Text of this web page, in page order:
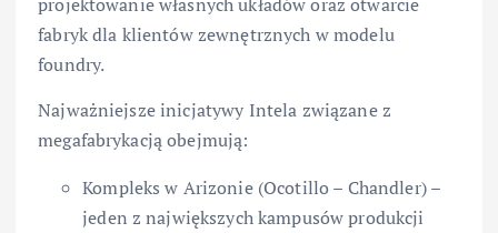
fabryk dla klientów zewnętrznych w modelu
foundry.
Najważniejsze inicjatywy Intela związane z
megafabrykacją obejmują:
Kompleks w Arizonie (Ocotillo – Chandler) –
jeden z największych kampusów produkcji